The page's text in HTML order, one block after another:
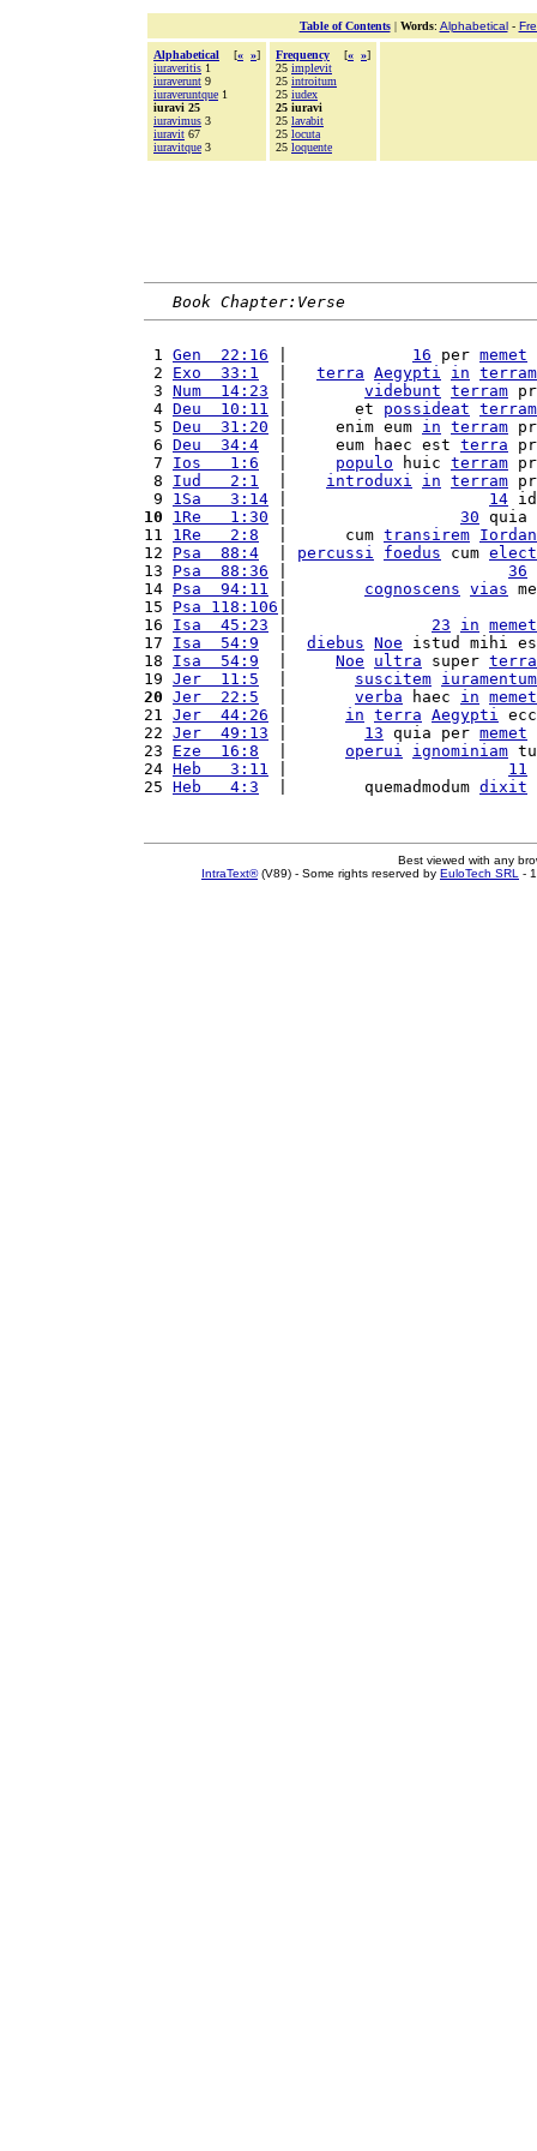
Table of Contents| Words: Alphabetical-
Alphabetical [« »]
iuraveritis 1
iuraverunt 9
iuraveruntque 1
iuravi 25
iuravimus 3
iuravit 67
iuravitque 3
Frequency [« »]
25 implevit
25 introitum
25 iudex
25 iuravi
25 lavabit
25 locuta
25 loquente
Book Chapter:Verse
1 Gen  22:16 16 per memet
2 Exo  33:1 terra Aegypti in terram
3 Num  14:23 videbunt terram
4 Deu  10:11 |       et possideat terram
5 Deu  31:20 |     enim eum in terram
6 Deu  34:4
  |     eum haec est
terra
7 Ios   1:6 populo huic terram
8 Iud   2:1 introduxi in terram
9 1Sa   3:14 14
10
1Re   1:30 30
11 1Re   2:8
  |      cum
transirem
12 Psa  88:4 percussi foedus cum
13 Psa  88:36 36
14 Psa  94:11 cognoscens vias
15 Psa 118:106
16 Isa  45:23 23 in memet
17 Isa  54:9 diebus Noe istud mihi
18 Isa  54:9 Noe ultra super
19 Jer  11:5 suscitem iuramentum
20 Jer  22:5 verba haec in memet
21 Jer  44:26 in terra Aegypti
22 Jer  49:13 13 quia per memet
23 Eze  16:8 operui ignominiam
24 Heb   3:11 11
25 Heb   4:3
  |        quemadmodum
dixit
Best viewed with any
IntraText®(V89) - Some rights reserved by EuloTech SRL -